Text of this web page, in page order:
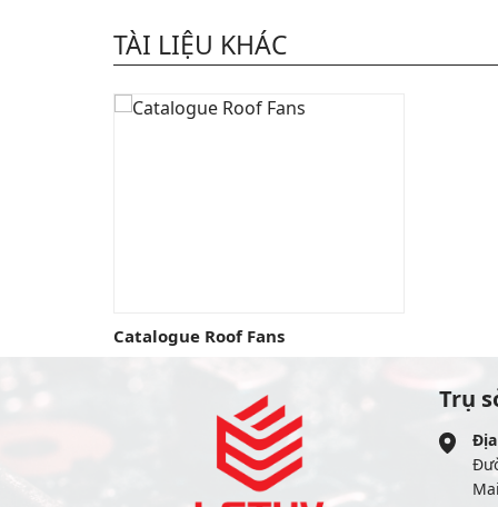
TÀI LIỆU KHÁC
Catalogue Roof Fans
Trụ